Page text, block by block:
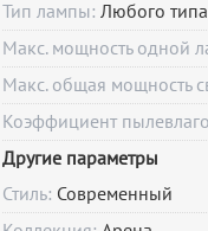
Тип лампы:Любого типа
Макс. мощность одной
Макс. общая мощность
Коэффициент
Другие параметры
Стиль: Современный